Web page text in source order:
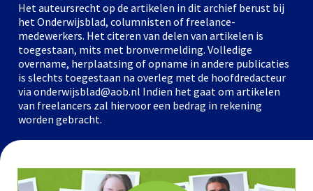
Het auteursrecht op de artikelen in dit archief berust bij
het Onderwijsblad, columnisten of freelance-
medewerkers. Het citeren van delen van artikelen is
toegestaan, mits met bronvermelding. Volledige
overname, herplaatsing of opname in andere publicaties
is slechts toegestaan na overleg met de hoofdredacteur
via onderwijsblad@aob.nl Indien het gaat om artikelen
van freelancers zal hiervoor een bedrag in rekening
worden gebracht.